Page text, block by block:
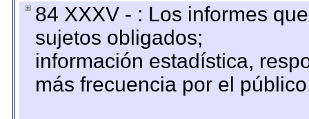
84 XXXV - : Los informes
sujetos obligados;
información estadística,
más frecuencia por el